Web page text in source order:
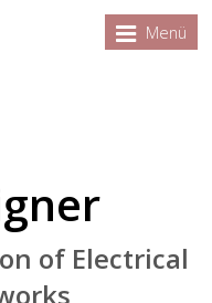
Menü
of Electrical